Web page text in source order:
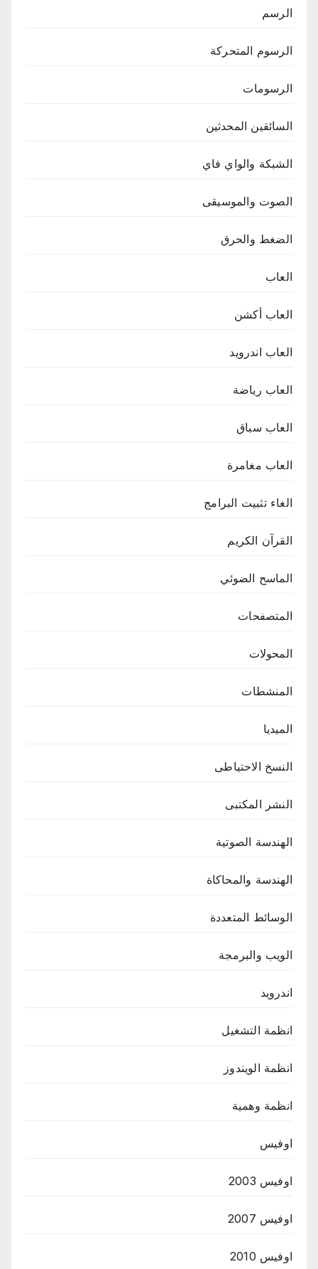
الرسم
الرسوم المتحركة
الرسومات
السائقين المحدثين
الشبكة والواي فاي
الصوت والموسيقى
الضغط والحرق
العاب
العاب أكشن
العاب اندرويد
العاب رياضة
العاب سباق
العاب مغامرة
الغاء تثبيت البرامج
القرآن الكريم
الماسح الضوئي
المتصفحات
المحولات
المنشطات
الميديا
النسخ الاحتياطى
النشر المكتبى
الهندسة الصوتية
الهندسة والمحاكاة
الوسائط المتعددة
الويب والبرمجة
اندرويد
انظمة التشغيل
انظمة الويندوز
انظمة وهمية
اوفيس
اوفيس 2003
اوفيس 2007
اوفيس 2010